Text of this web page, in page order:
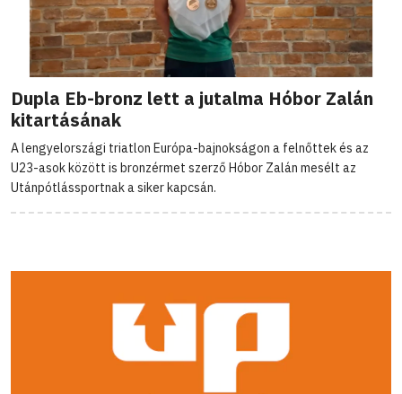
Dupla Eb-bronz lett a jutalma Hóbor Zalán
kitartásának
A lengyelországi triatlon Európa-bajnokságon a felnőttek és az
U23-asok között is bronzérmet szerző Hóbor Zalán mesélt az
Utánpótlássportnak a siker kapcsán.